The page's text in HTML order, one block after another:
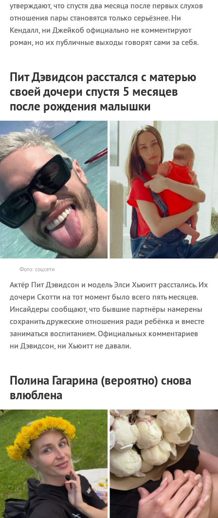
утверждают, что спустя два месяца после первых слухов
отношения пары становятся только серьёзнее. Ни
Кендалл, ни Джейкоб официально не комментируют
роман, но их публичные выходы говорят сами за себя.
Пит Дэвидсон расстался с матерью
своей дочери спустя 5 месяцев
после рождения малышки
Фото: соцсети
Актёр Пит Дэвидсон и модель Элси Хьюитт расстались. Их
дочери Скотти на тот момент было всего пять месяцев.
Инсайдеры сообщают, что бывшие партнёры намерены
сохранить дружеские отношения ради ребёнка и вместе
заниматься воспитанием. Официальных комментариев
ни Дэвидсон, ни Хьюитт не давали.
Полина Гагарина (вероятно) снова
влюблена